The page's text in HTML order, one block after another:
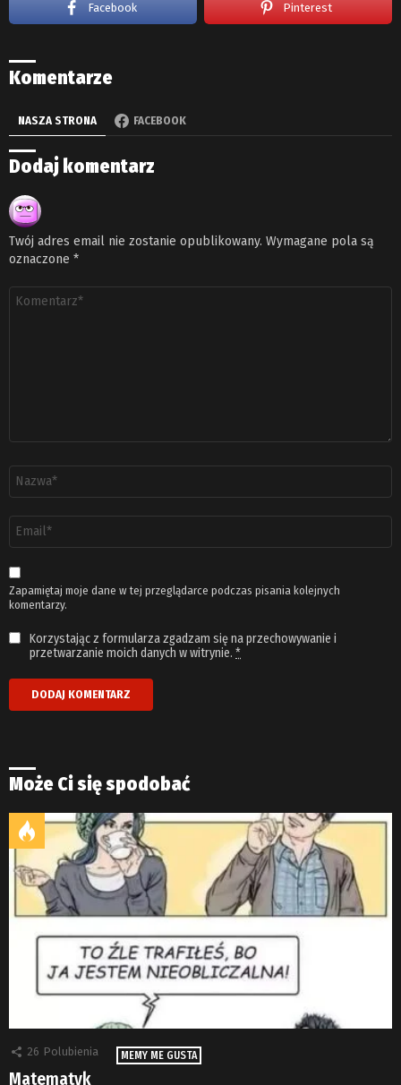
Facebook Pinterest
Komentarze
NASZA STRONA FACEBOOK
Dodaj komentarz
Twój adres email nie zostanie opublikowany. Wymagane pola są
oznaczone *
email
*
Zapamiętaj moje dane w tej przeglądarce podczas pisania kolejnych
komentarzy.
Korzystając z formularza zgadzam się na przechowywanie i
przetwarzanie moich danych w witrynie. *
Może Ci się spodobać
26 Polubienia MEMY ME GUSTA
Matematyk